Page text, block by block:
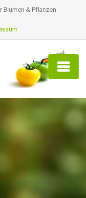
Blumen & Pflanzen